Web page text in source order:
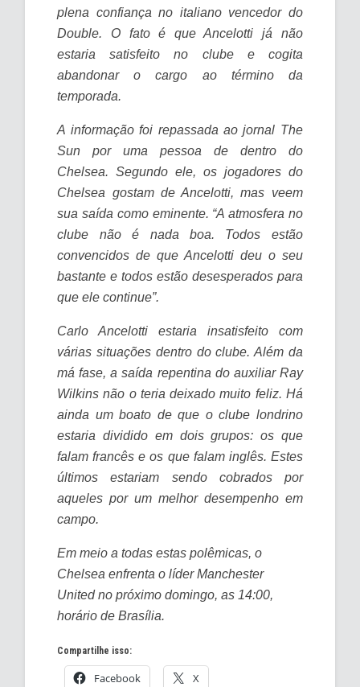
plena confiança no italiano vencedor do
Double. O fato é que Ancelotti já não
estaria satisfeito no clube e cogita
abandonar o cargo ao término da
temporada.
A informação foi repassada ao jornal The
Sun por uma pessoa de dentro do
Chelsea. Segundo ele, os jogadores do
Chelsea gostam de Ancelotti, mas veem
sua saída como eminente. “A atmosfera no
clube não é nada boa. Todos estão
convencidos de que Ancelotti deu o seu
bastante e todos estão desesperados para
que ele continue”.
Carlo Ancelotti estaria insatisfeito com
várias situações dentro do clube. Além da
má fase, a saída repentina do auxiliar Ray
Wilkins não o teria deixado muito feliz. Há
ainda um boato de que o clube londrino
estaria dividido em dois grupos: os que
falam francês e os que falam inglês. Estes
últimos estariam sendo cobrados por
aqueles por um melhor desempenho em
campo.
Em meio a todas estas polêmicas, o
Chelsea enfrenta o líder Manchester
United no próximo domingo, as 14:00,
horário de Brasília.
Compartilhe isso:
Facebook X